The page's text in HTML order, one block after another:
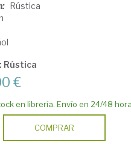
Rústica
Rústica
€
en librería. Envío en 24/48
COMPRAR